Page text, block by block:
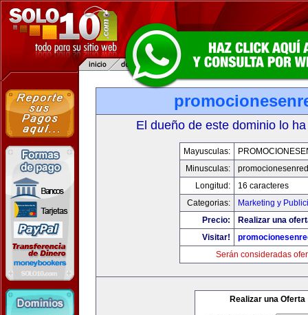
El dueño de este dominio lo
Mayusculas:
Minusculas:
Longitud:
16 caracteres
Categorias:
Marketing y
Precio:
Realizar una
Visitar!
Serán consideradas
Realizar una Oferta